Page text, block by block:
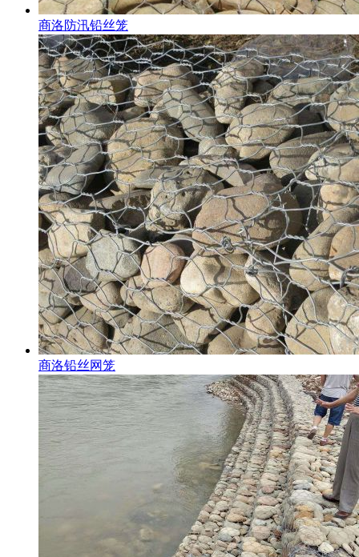
商洛防汛铅丝笼
商洛铅丝网笼